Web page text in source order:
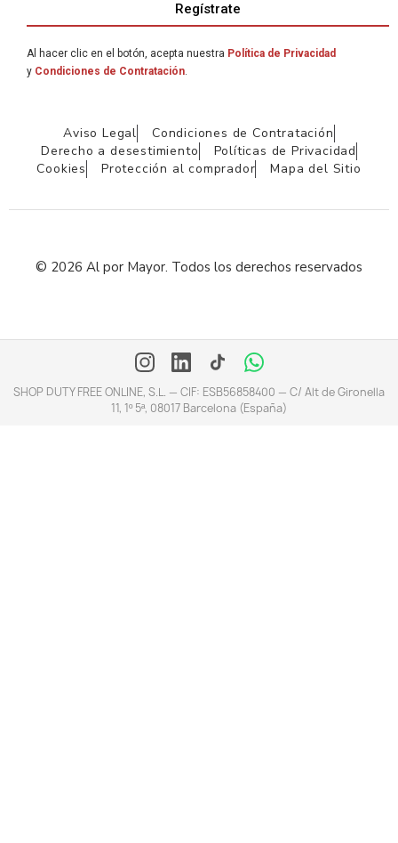
Regístrate
Al hacer clic en el botón, acepta nuestra Política de Privacidad
y Condiciones de Contratación.
Aviso Legal
Condiciones de Contratación
Derecho a desestimiento
Políticas de Privacidad
Cookies
Protección al comprador Mapa del Sitio
© 2026 Al por Mayor. Todos los derechos reservados
SHOP DUTY FREE ONLINE, S.L. — CIF: ESB56858400 — C/ Alt de Gironella
11, 1º 5ª, 08017 Barcelona (España)